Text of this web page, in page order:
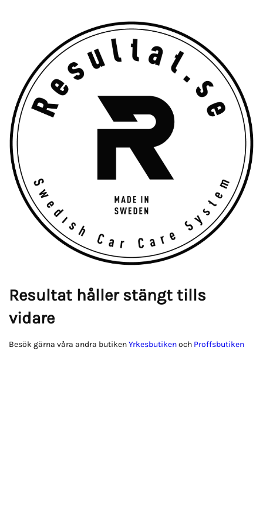
Resultat håller stängt tills
vidare
Besök gärna våra andra butikenYrkesbutikenoch Proffsbutiken